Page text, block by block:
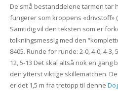
De små bestanddelene tarmen tar
fungerer som kroppens «drivstoff»
Samtidig vil den teksten som er
tolkningsmessig med den
8405. Runde for runde: 2-0, 4-0, 4-3,
12, 5-13 Det skal altså nok en gang
den ytterst viktige skillematchen.
er det 1,5 m fra tretopp til denne